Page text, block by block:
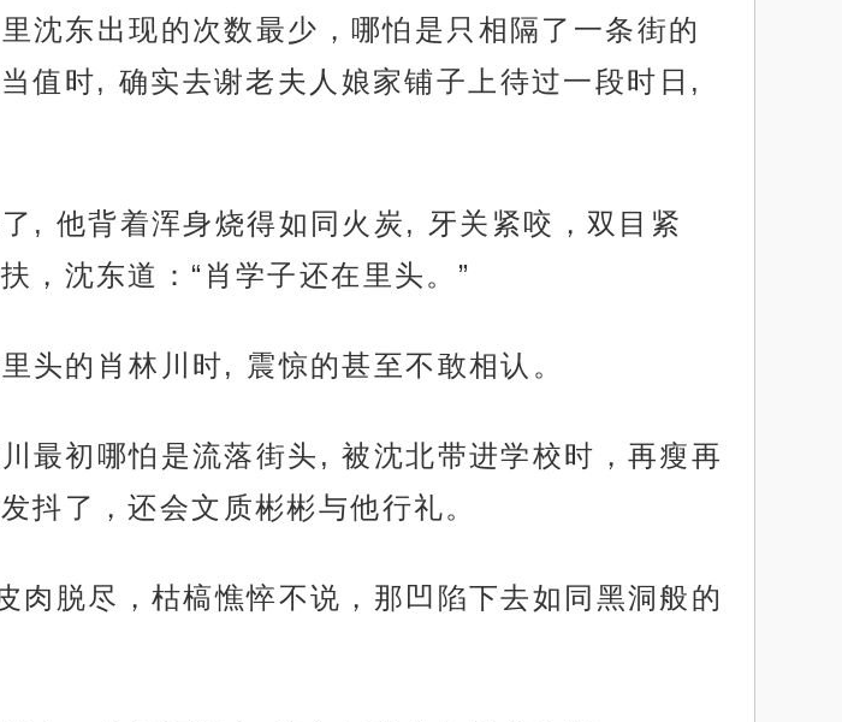
沈东出现的次数最少，哪怕是只相隔了一条街的
值时, 确实去谢老夫人娘家铺子上待过一段时日,
, 他背着浑身烧得如同火炭, 牙关紧咬，双目紧
，沈东道：“肖学子还在里头。”
头的肖林川时, 震惊的甚至不敢相认。
最初哪怕是流落街头, 被沈北带进学校时，再瘦再
抖了，还会文质彬彬与他行礼。
脱尽，枯槁憔悴不说，那凹陷下去如同黑洞般的